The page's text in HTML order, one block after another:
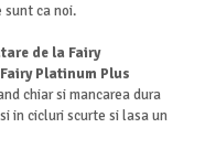
ca noi.
de la Fairy
Fairy Platinum Plus
chiar si mancarea dura
in cicluri scurte si lasa un